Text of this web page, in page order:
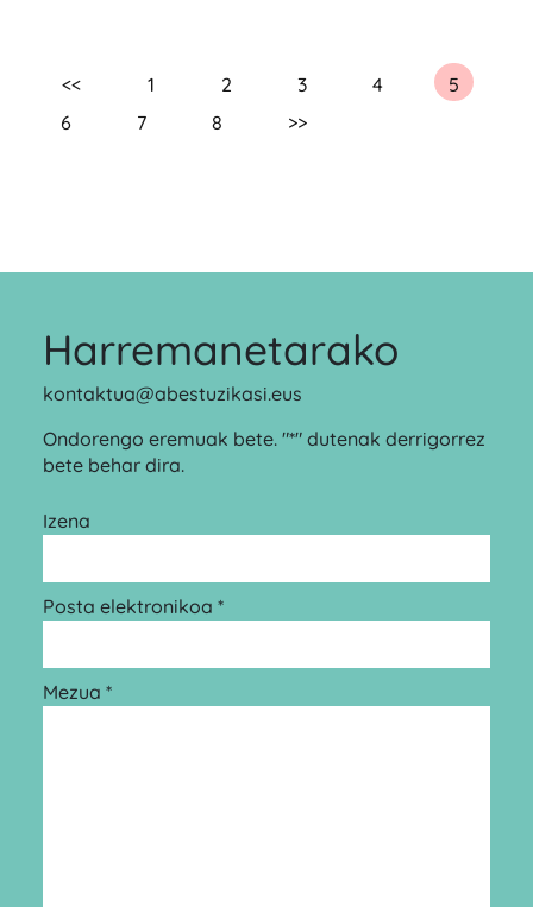
<< 1 2 3 4
5
6
7 8 >>
Harremanetarako
kontaktua@abestuzikasi.eus
Ondorengo eremuak bete. "*" dutenak derrigorrez
bete behar dira.
Izena
Posta elektronikoa *
Mezua *